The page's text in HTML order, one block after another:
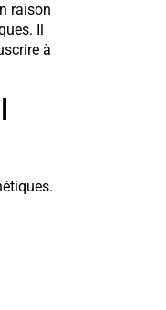
raison
Il
à